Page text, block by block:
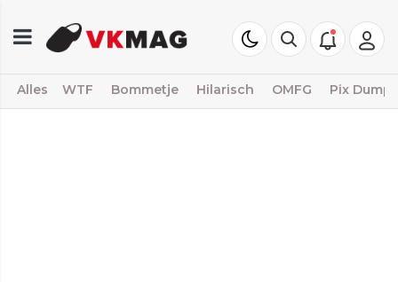
Alles WTF Bommetje Hilarisch OMFG Pix Dump